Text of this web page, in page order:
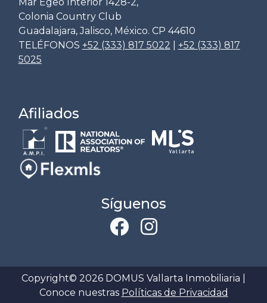
Colonia Country Club
Guadalajara, Jalisco, México. CP 44610
TELÉFONOS +52 (333) 817 5022
+52 (333) 817
5025
Afiliados
Síguenos
Copyright© 2026 DOMUS Vallarta Inmobiliaria |
Conoce nuestras Políticas de Privacidad